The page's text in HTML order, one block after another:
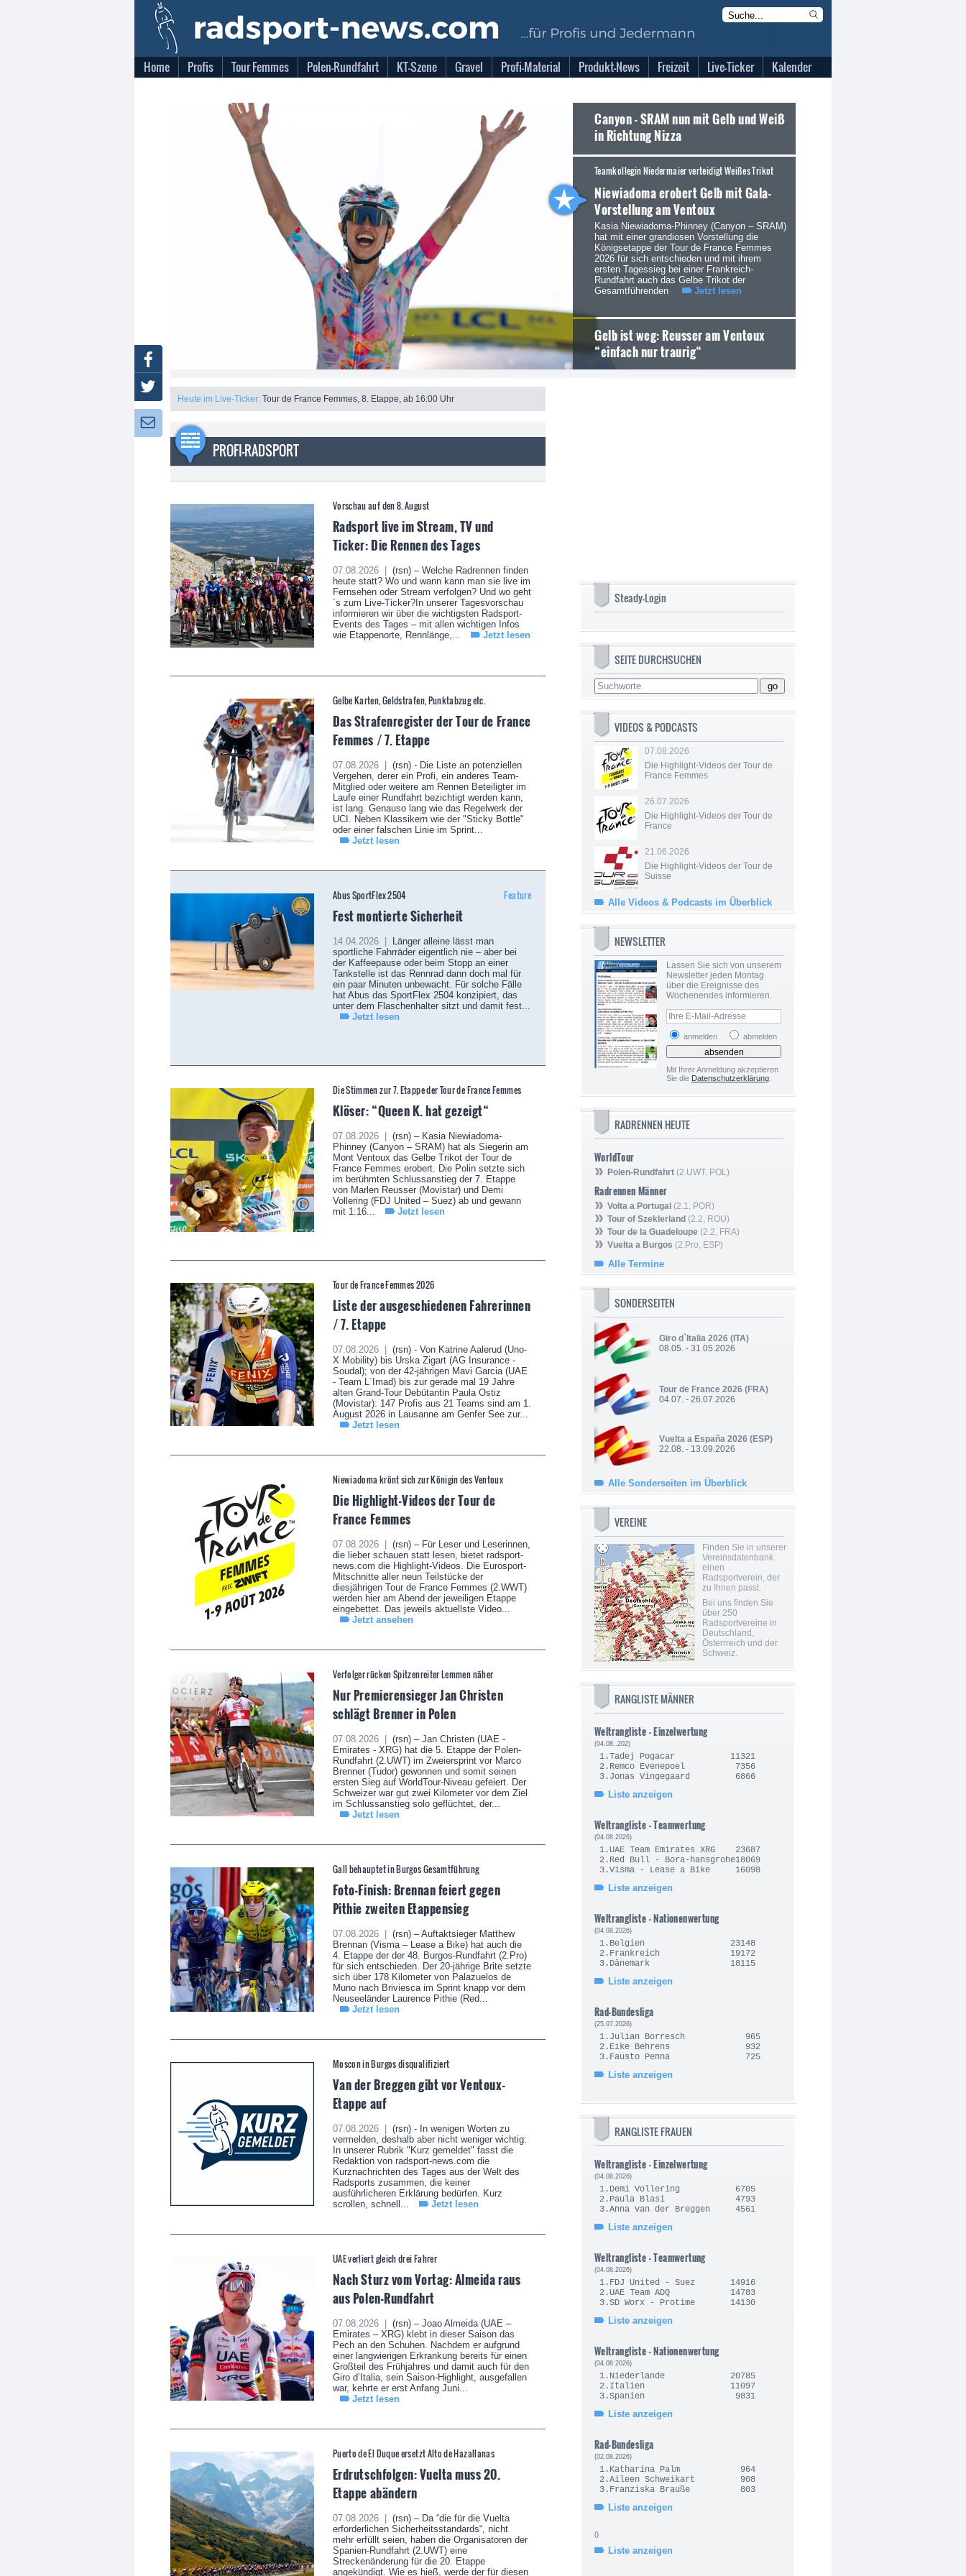
Home Profis Tour Femmes Polen-Rundfahrt KT-Szene Gravel Profi-Material Produkt-News Freizeit Live-Ticker Kalender
Canyon - SRAM nun mit Gelb und Weiß
in Richtung Nizza
Teamkollegin Niedermaier verteidigt Weißes Trikot
Niewiadoma erobert Gelb mit Gala-
Vorstellung am Ventoux
Kasia Niewiadoma-Phinney (Canyon – SRAM)
hat mit einer grandiosen Vorstellung die
Königsetappe der Tour de France Femmes
2026 für sich entschieden und mit ihrem
ersten Tagessieg bei einer Frankreich-
Rundfahrt auch das Gelbe Trikot der
Gesamtführenden
Jetzt lesen
Gelb ist weg: Reusser am Ventoux
“einfach nur traurig“
Heute im Live-Ticker: Tour de France Femmes, 8. Etappe, ab 16:00 Uhr
PROFI-RADSPORT
Vorschau auf den 8. August
Radsport live im Stream, TV und
Ticker: Die Rennen des Tages
07.08.2026 |
(rsn) – Welche Radrennen finden
heute statt? Wo und wann kann man sie live im
Fernsehen oder Stream verfolgen? Und wo geht
´s zum Live-Ticker?In unserer Tagesvorschau
informieren wir über die wichtigsten Radsport-
Events des Tages – mit allen wichtigen Infos
wie Etappenorte, Rennlänge,...
Jetzt lesen
Gelbe Karten, Geldstrafen, Punktabzug etc.
Das Strafenregister der Tour de France
Femmes / 7. Etappe
07.08.2026 |
(rsn) - Die Liste an potenziellen
Vergehen, derer ein Profi, ein anderes Team-
Mitglied oder weitere am Rennen Beteiligter im
Laufe einer Rundfahrt bezichtigt werden kann,
ist lang. Genauso lang wie das Regelwerk der
UCI. Neben Klassikern wie der "Sticky Bottle"
oder einer falschen Linie im Sprint...
Jetzt lesen
Feature
Abus SportFlex 2504
Fest montierte Sicherheit
14.04.2026 |
Länger alleine lässt man
sportliche Fahrräder eigentlich nie – aber bei
der Kaffeepause oder beim Stopp an einer
Tankstelle ist das Rennrad dann doch mal für
ein paar Minuten unbewacht. Für solche Fälle
hat Abus das SportFlex 2504 konzipiert, das
unter dem Flaschenhalter sitzt und damit fest...
Jetzt lesen
Die Stimmen zur 7. Etappe der Tour de France Femmes
Klöser: “Queen K. hat gezeigt“
07.08.2026 |
(rsn) – Kasia Niewiadoma-
Phinney (Canyon – SRAM) hat als Siegerin am
Mont Ventoux das Gelbe Trikot der Tour de
France Femmes erobert. Die Polin setzte sich
im berühmten Schlussanstieg der 7. Etappe
von Marlen Reusser (Movistar) und Demi
Vollering (FDJ United – Suez) ab und gewann
mit 1:16...
Jetzt lesen
Tour de France Femmes 2026
Liste der ausgeschiedenen Fahrerinnen
/ 7. Etappe
07.08.2026 |
(rsn) - Von Katrine Aalerud (Uno-
X Mobility) bis Urska Zigart (AG Insurance -
Soudal); von der 42-jährigen Mavi Garcia (UAE
- Team L´Imad) bis zur gerade mal 19 Jahre
alten Grand-Tour Debütantin Paula Ostiz
(Movistar): 147 Profis aus 21 Teams sind am 1.
August 2026 in Lausanne am Genfer See zur...
Jetzt lesen
Niewiadoma krönt sich zur Königin des Ventoux
Die Highlight-Videos der Tour de
France Femmes
07.08.2026 |
(rsn) – Für Leser und Leserinnen,
die lieber schauen statt lesen, bietet radsport-
news.com die Highlight-Videos. Die Eurosport-
Mitschnitte aller neun Teilstücke der
diesjährigen Tour de France Femmes (2.WWT)
werden hier am Abend der jeweiligen Etappe
eingebettet. Das jeweils aktuellste Video...
Jetzt ansehen
Verfolger rücken Spitzenreiter Lemmen näher
Nur Premierensieger Jan Christen
schlägt Brenner in Polen
07.08.2026 |
(rsn) – Jan Christen (UAE -
Emirates - XRG) hat die 5. Etappe der Polen-
Rundfahrt (2.UWT) im Zweiersprint vor Marco
Brenner (Tudor) gewonnen und somit seinen
ersten Sieg auf WorldTour-Niveau gefeiert. Der
Schweizer war gut zwei Kilometer vor dem Ziel
im Schlussanstieg solo geflüchtet, der...
Jetzt lesen
Gall behauptet in Burgos Gesamtführung
Foto-Finish: Brennan feiert gegen
Pithie zweiten Etappensieg
07.08.2026 |
(rsn) – Auftaktsieger Matthew
Brennan (Visma – Lease a Bike) hat auch die
4. Etappe der der 48. Burgos-Rundfahrt (2.Pro)
für sich entschieden. Der 20-jährige Brite setzte
sich über 178 Kilometer von Palazuelos de
Muno nach Briviesca im Sprint knapp vor dem
Neuseeländer Laurence Pithie (Red...
Jetzt lesen
Moscon in Burgos disqualifiziert
Van der Breggen gibt vor Ventoux-
Etappe auf
07.08.2026 |
(rsn) - In wenigen Worten zu
vermelden, deshalb aber nicht weniger wichtig:
In unserer Rubrik "Kurz gemeldet" fasst die
Redaktion von radsport-news.com die
Kurznachrichten des Tages aus der Welt des
Radsports zusammen, die keiner
ausführlicheren Erklärung bedürfen. Kurz
scrollen, schnell...
Jetzt lesen
UAE verliert gleich drei Fahrer
Nach Sturz vom Vortag: Almeida raus
aus Polen-Rundfahrt
07.08.2026 |
(rsn) – Joao Almeida (UAE –
Emirates – XRG) klebt in dieser Saison das
Pech an den Schuhen. Nachdem er aufgrund
einer langwierigen Erkrankung bereits für einen
Großteil des Frühjahres und damit auch für den
Giro d’Italia, sein Saison-Highlight, ausgefallen
war, kehrte er erst Anfang Juni...
Jetzt lesen
Puerto de El Duque ersetzt Alto de Hazallanas
Erdrutschfolgen: Vuelta muss 20.
Etappe abändern
07.08.2026 |
(rsn) – Da “die für die Vuelta
erforderlichen Sicherheitsstandards“, nicht
mehr erfüllt seien, haben die Organisatoren der
Spanien-Rundfahrt (2.UWT) eine
Streckenänderung für die 20. Etappe
angekündigt. Wie es hieß, werde der für diesen
Steady-Login
SEITE DURCHSUCHEN
VIDEOS & PODCASTS
07.08.2026
Die Highlight-Videos der Tour de
France Femmes
26.07.2026
Die Highlight-Videos der Tour de
France
21.06.2026
Die Highlight-Videos der Tour de
Suisse
Alle Videos & Podcasts im Überblick
NEWSLETTER
Lassen Sie sich von unserem
Newsletter jeden Montag
über die Ereignisse des
Wochenendes informieren.
anmelden abmelden
Mit Ihrer Anmeldung akzeptieren
Sie die Datenschutzerklärung
RADRENNEN HEUTE
WorldTour
Polen-Rundfahrt (2.UWT, POL)
Radrennen Männer
Volta a Portugal (2.1, POR)
Tour of Szeklerland (2.2, ROU)
Tour de la Guadeloupe (2.2, FRA)
Vuelta a Burgos (2.Pro, ESP)
Alle Termine
SONDERSEITEN
Giro d`Italia 2026 (ITA)
08.05. - 31.05.2026
Tour de France 2026 (FRA)
04.07. - 26.07.2026
Vuelta a España 2026 (ESP)
22.08. - 13.09.2026
Alle Sonderseiten im Überblick
VEREINE
Finden Sie in unserer
Vereinsdatenbank
einen
Radsportverein, der
zu Ihnen passt.
Bei uns finden Sie
über 250
Radsportvereine in
Deutschland,
Österrreich und der
Schweiz.
RANGLISTE MÄNNER
Weltrangliste - Einzelwertung
(04.08..202)
1.Tadej Pogacar 11321
2.Remco Evenepoel 7356
3.Jonas Vingegaard 6866
Liste anzeigen
Weltrangliste - Teamwertung
(04.08.2026)
1.UAE Team Emirates XRG 23687
2.Red Bull - Bora-hansgrohe18069
3.Visma - Lease a Bike 16098
Liste anzeigen
Weltrangliste - Nationenwertung
(04.08.2026)
1.Belgien 23148
2.Frankreich 19172
3.Dänemark 18115
Liste anzeigen
Rad-Bundesliga
(25.07.2026)
1.Julian Borresch 965
2.Eike Behrens 932
3.Fausto Penna 725
Liste anzeigen
RANGLISTE FRAUEN
Weltrangliste - Einzelwertung
(04.08.2026)
1.Demi Vollering 6705
2.Paula Blasi 4793
3.Anna van der Breggen 4561
Liste anzeigen
Weltrangliste - Teamwertung
(04.08.2026)
1.FDJ United - Suez 14916
2.UAE Team ADQ 14783
3.SD Worx - Protime 14130
Liste anzeigen
Weltrangliste - Nationenwertung
(04.08.2026)
1.Niederlande 20785
2.Italien 11097
3.Spanien 9831
Liste anzeigen
Rad-Bundesliga
(02.08.2026)
1.Katharina Palm 964
2.Aileen Schweikart 908
3.Franziska Brauße 803
Liste anzeigen
()
Liste anzeigen
Twitter
Newsletter: